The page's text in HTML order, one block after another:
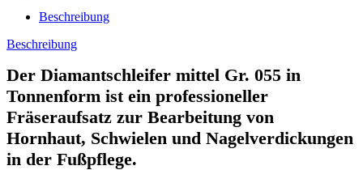
Beschreibung
Beschreibung
Der Diamantschleifer mittel Gr. 055 in
Tonnenform ist ein professioneller
Fräseraufsatz zur Bearbeitung von
Hornhaut, Schwielen und Nagelverdickungen
in der Fußpflege.